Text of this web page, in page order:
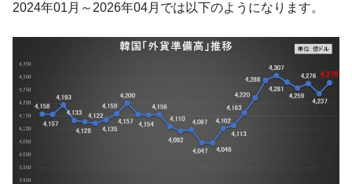
日(水)もサイドカー・サーキットブレイカーの二段コンボ
『Money1』
IT産業は人を雇用する効果は低い。全産業の
半分未満しか雇用を生まない
『Money1』
韓国「株式市場が賭博場のように変質した
のは政界の責任だ」
Fact1
日本の誇る海洋資源調査船『白嶺』は先進技術の
塊！
2024年01月～2026年04月では以下のようになります。